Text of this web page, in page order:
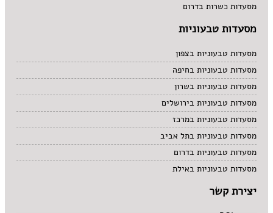
מסעדות כשרות בדרום
מסעדות טבעוניות
מסעדות טבעוניות בצפון
מסעדות טבעוניות בחיפה
מסעדות טבעוניות בשרון
מסעדות טבעוניות בירושלים
מסעדות טבעוניות במרכז
מסעדות טבעוניות בתל אביב
מסעדות טבעוניות בדרום
מסעדות טבעוניות באילת
יצירת קשר